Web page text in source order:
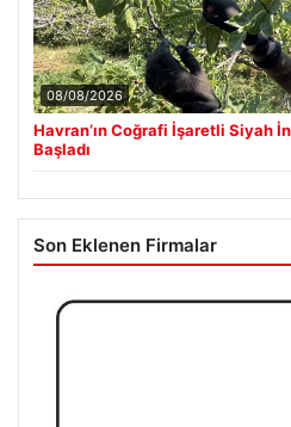
08/08/2026
Havran’ın Coğrafi İşaretli Siyah
Başladı
Son Eklenen Firmalar